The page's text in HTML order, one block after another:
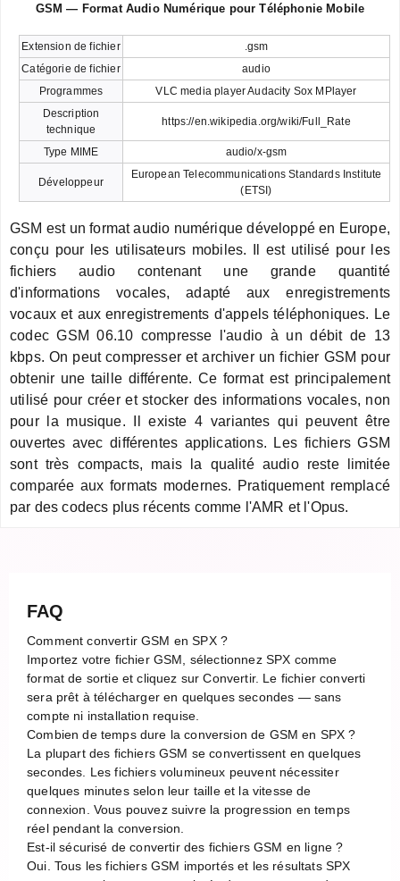
GSM — Format Audio Numérique pour Téléphonie Mobile
Extension de fichier
.gsm
Catégorie de fichier
audio
Programmes
VLC media player Audacity Sox MPlayer
Description
technique
https://en.wikipedia.org/wiki/Full_Rate
Type MIME audio/x-gsm
Développeur
European Telecommunications Standards Institute
(ETSI)
GSM est un format audio numérique développé en Europe,
conçu pour les utilisateurs mobiles. Il est utilisé pour les
fichiers audio contenant une grande quantité
d'informations vocales, adapté aux enregistrements
vocaux et aux enregistrements d'appels téléphoniques. Le
codec GSM 06.10 compresse l'audio à un débit de 13
kbps. On peut compresser et archiver un fichier GSM pour
obtenir une taille différente. Ce format est principalement
utilisé pour créer et stocker des informations vocales, non
pour la musique. Il existe 4 variantes qui peuvent être
ouvertes avec différentes applications. Les fichiers GSM
sont très compacts, mais la qualité audio reste limitée
comparée aux formats modernes. Pratiquement remplacé
par des codecs plus récents comme l'AMR et l'Opus.
FAQ
Comment convertir GSM en SPX ?
Importez votre fichier GSM, sélectionnez SPX comme
format de sortie et cliquez sur Convertir. Le fichier converti
sera prêt à télécharger en quelques secondes — sans
compte ni installation requise.
Combien de temps dure la conversion de GSM en SPX ?
La plupart des fichiers GSM se convertissent en quelques
secondes. Les fichiers volumineux peuvent nécessiter
quelques minutes selon leur taille et la vitesse de
connexion. Vous pouvez suivre la progression en temps
réel pendant la conversion.
Est-il sécurisé de convertir des fichiers GSM en ligne ?
Oui. Tous les fichiers GSM importés et les résultats SPX